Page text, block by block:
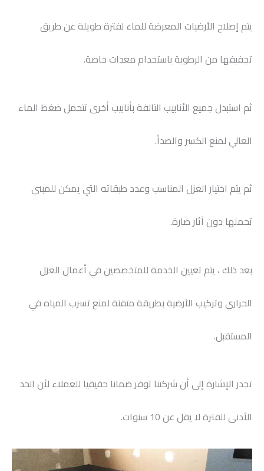
يتم إصلاح الأرضيات المعرضة للماء لفترة طويلة عن طريق
تجفيفها من الرطوبة باستخدام معدات خاصة.
ثم استبدل جميع الأنابيب التالفة بأنابيب أخرى تتحمل ضغط الماء
العالي لمنع الكسر والصدأ.
ثم يتم اختيار العزل المناسب وعدد طبقاته التي يمكن للمبنى
تحملها دون آثار ضارة.
بعد ذلك ، يتم تعيين الخدمة للمتخصصين في أعمال العزل
الحراري وتركيب الأرضية بطريقة متقنة لمنع تسرب المياه في
المستقبل.
تجدر الإشارة إلى أن شركتنا توفر ضمانا حقيقيا للعملاء لأن الحد
الأدنى للفترة لا يقل عن 10 سنوات.